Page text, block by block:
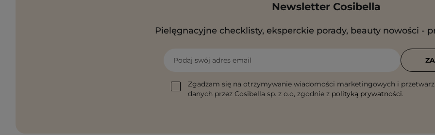
Newsletter Cosibella
Pielęgnacyjne checklisty, eksperckie porady, beauty nowości -
Podaj swój adres email
Zgadzam się na otrzymywanie wiadomości marketingowych i
danych przez Cosibella sp. z o.o, zgodnie z polityką prywatności.